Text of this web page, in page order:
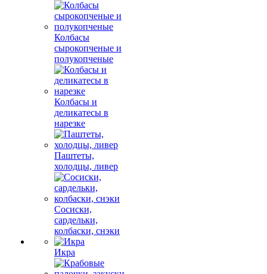
Колбасы
сырокопченые и
полукопченые
Колбасы и
деликатесы в
нарезке
Паштеты,
холодцы, ливер
Сосиски,
сардельки,
колбаски, снэки
Икра